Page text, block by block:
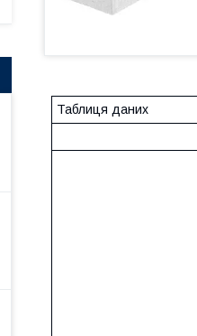
Таблиця даних